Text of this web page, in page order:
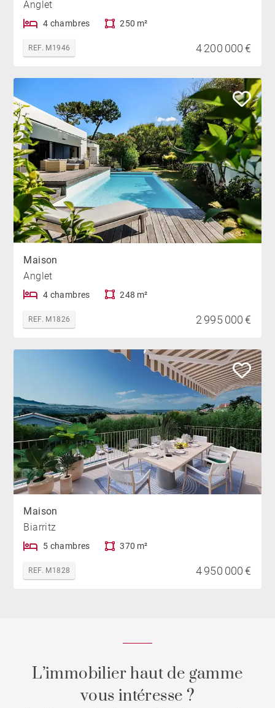
Anglet
4 chambres 250 m²
REF. M1946 4 200 000 €
Maison
Anglet
4 chambres 248 m²
REF. M1826 2 995 000 €
Maison
Biarritz
5 chambres 370 m²
REF. M1828 4 950 000 €
L’immobilier haut de gamme
vous intéresse ?